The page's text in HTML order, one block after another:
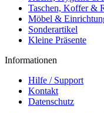
Taschen, Koffer &
Möbel &
Sonderartikel
Kleine Präsente
Informationen
Hilfe / Support
Kontakt
Datenschutz